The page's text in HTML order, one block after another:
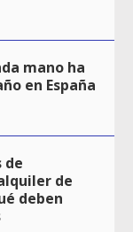
mano ha
en España
de
de
deben